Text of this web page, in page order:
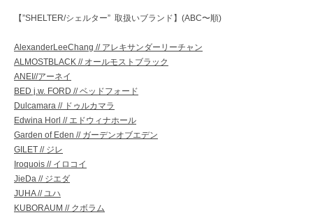
【”SHELTER/シェルター” 取扱いブランド】(ABC〜順)
AlexanderLeeChang // アレキサンダーリーチャン
ALMOSTBLACK // オールモストブラック
ANEI//アーネイ
BED j.w. FORD // ベッドフォード
Dulcamara // ドゥルカマラ
Edwina Horl // エドウィナホール
Garden of Eden // ガーデンオブエデン
GILET // ジレ
Iroquois // イロコイ
JieDa // ジエダ
JUHA // ユハ
KUBORAUM // クボラム